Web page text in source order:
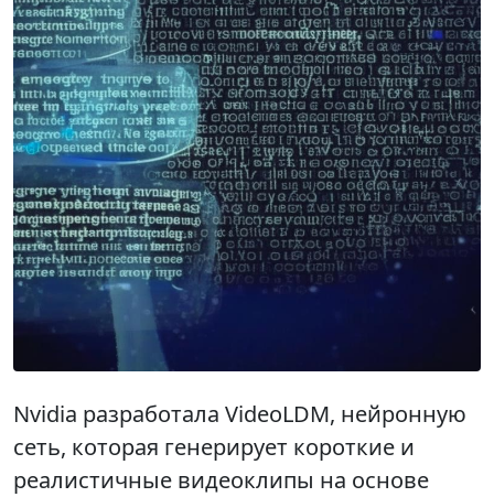
Nvidia разработала VideoLDM, нейронную
сеть, которая генерирует короткие и
реалистичные видеоклипы на основе